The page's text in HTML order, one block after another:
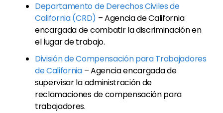
Departamento de Derechos Civiles de
California (CRD) – Agencia de California
encargada de combatir la discriminación en
el lugar de trabajo.
División de Compensación para Trabajadores
de California– Agencia encargada de
supervisar la administración de
reclamaciones de compensación para
trabajadores.